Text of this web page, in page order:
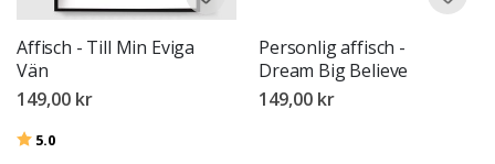
Affisch - Till Min Eviga
Vän
149,00 kr
Betyg:
5.0
Personlig affisch -
Dream Big Believe
149,00 kr